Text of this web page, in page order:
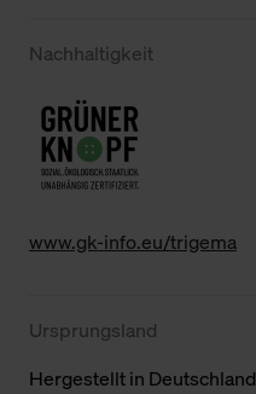
Nachhaltigkeit
www.gk-info.eu/trigema
Ursprungsland
Hergestellt in Deutschland